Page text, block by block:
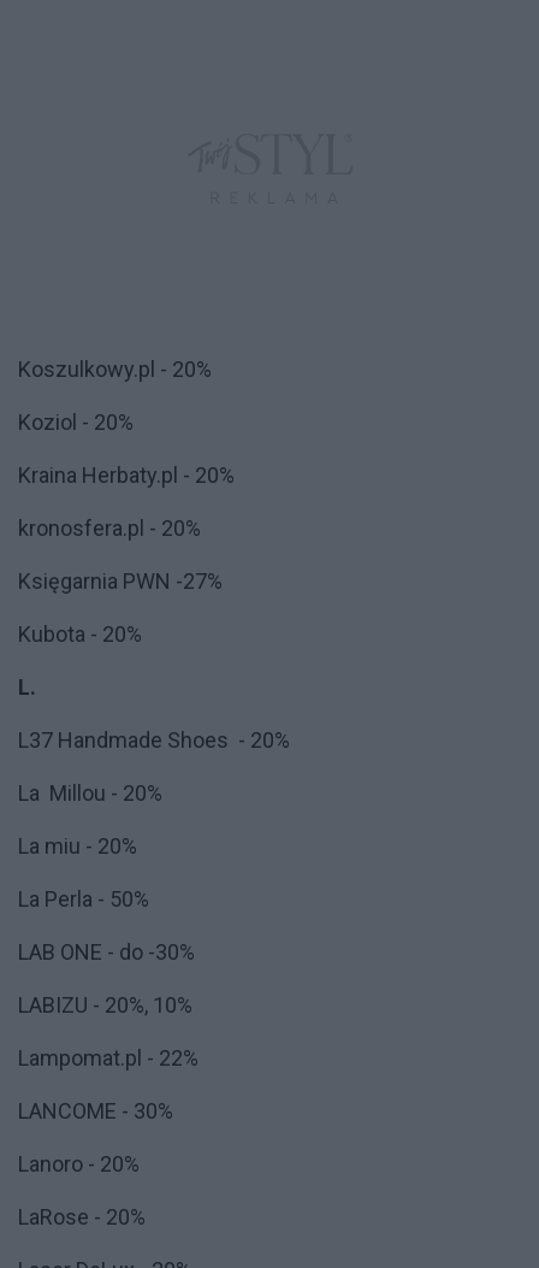
Koszulkowy.pl - 20%
Koziol - 20%
Kraina Herbaty.pl - 20%
kronosfera.pl - 20%
Księgarnia PWN -27%
Kubota - 20%
L.
L37 Handmade Shoes - 20%
La Millou - 20%
La miu - 20%
La Perla - 50%
LAB ONE - do -30%
LABIZU - 20%, 10%
Lampomat.pl - 22%
LANCOME - 30%
Lanoro - 20%
LaRose - 20%